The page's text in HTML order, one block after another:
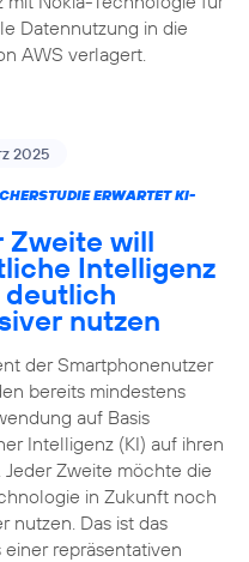
Datennutzung in die
AWS verlagert.
2025
ERWARTET KI-
Zweite will
Intelligenz
deutlich
nutzen
der Smartphonenutzer
bereits mindestens
auf Basis
Intelligenz (KI) auf ihren
Jeder Zweite möchte die
in Zukunft noch
nutzen. Das ist das
einer repräsentativen